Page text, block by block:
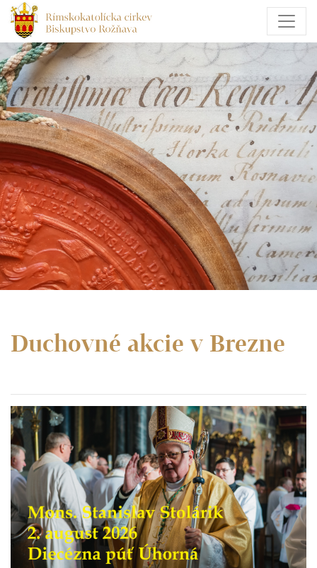
Duchovné akcie v Brezne